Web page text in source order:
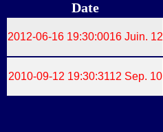
Date
2012-06-16 19:30:0016 Juin. 12
2010-09-12 19:30:3112 Sep. 10